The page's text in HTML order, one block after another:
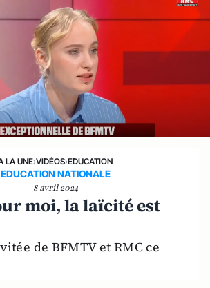
LA UNE›VIDÉOS›EDUCATION
EDUCATION NATIONALE
8 avril 2024
moi, la laïcité est
de BFMTV et RMC ce